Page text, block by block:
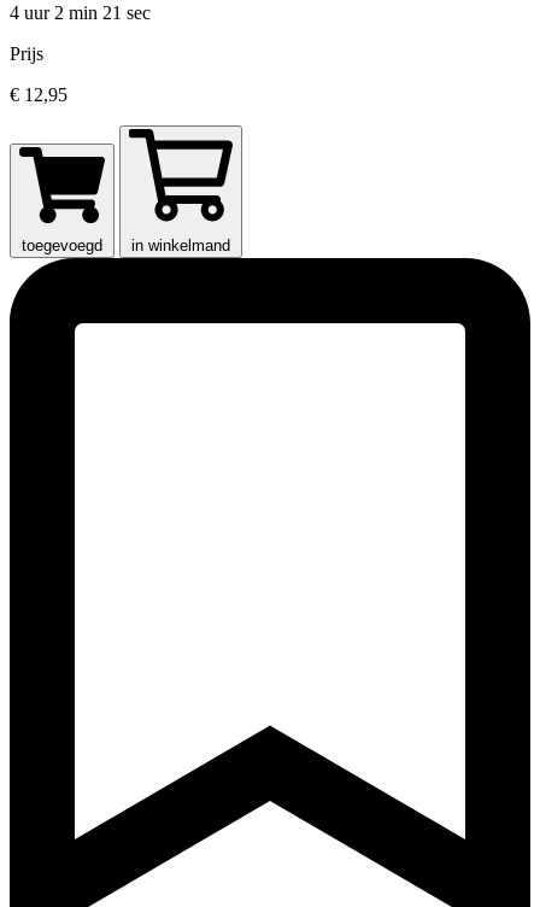
4 uur 2 min 21 sec
Prijs
€ 12,95
toegevoegd in winkelmand